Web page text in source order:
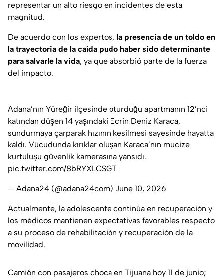
representar un alto riesgo en incidentes de esta
magnitud.
De acuerdo con los expertos, la presencia de un toldo en
la trayectoria de la caída pudo haber sido determinante
para salvarle la vida, ya que absorbió parte de la fuerza
del impacto.
Adana’nın Yüreğir ilçesinde oturduğu apartmanın 12’nci
katından düşen 14 yaşındaki Ecrin Deniz Karaca,
sundurmaya çarparak hızının kesilmesi sayesinde hayatta
kaldı. Vücudunda kırıklar oluşan Karaca’nın mucize
kurtuluşu güvenlik kamerasına yansıdı.
pic.twitter.com/8bRYXLCSGT
— Adana24 (@adana24com) June 10, 2026
Actualmente, la adolescente continúa en recuperación y
los médicos mantienen expectativas favorables respecto
a su proceso de rehabilitación y recuperación de la
movilidad.
Camión con pasajeros choca en Tijuana hoy 11 de junio;